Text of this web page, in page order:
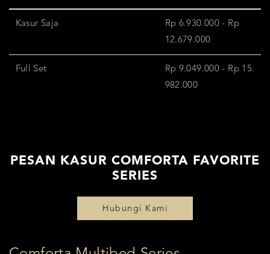
Kasur Saja
Rp 6.930.000 - Rp
12.679.000
Full Set
Rp 9.049.000 - Rp 15.
982.000
PESAN KASUR COMFORTA FAVORITE
SERIES
Hubungi Kami